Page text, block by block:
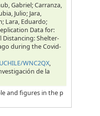
Gabriel; Carranza,
Julio; Jara,
Lara, Eduardo;
Data for:
Distancing: Shelter-
during the Covid-
WNC2QX,
de la
and figures in the p